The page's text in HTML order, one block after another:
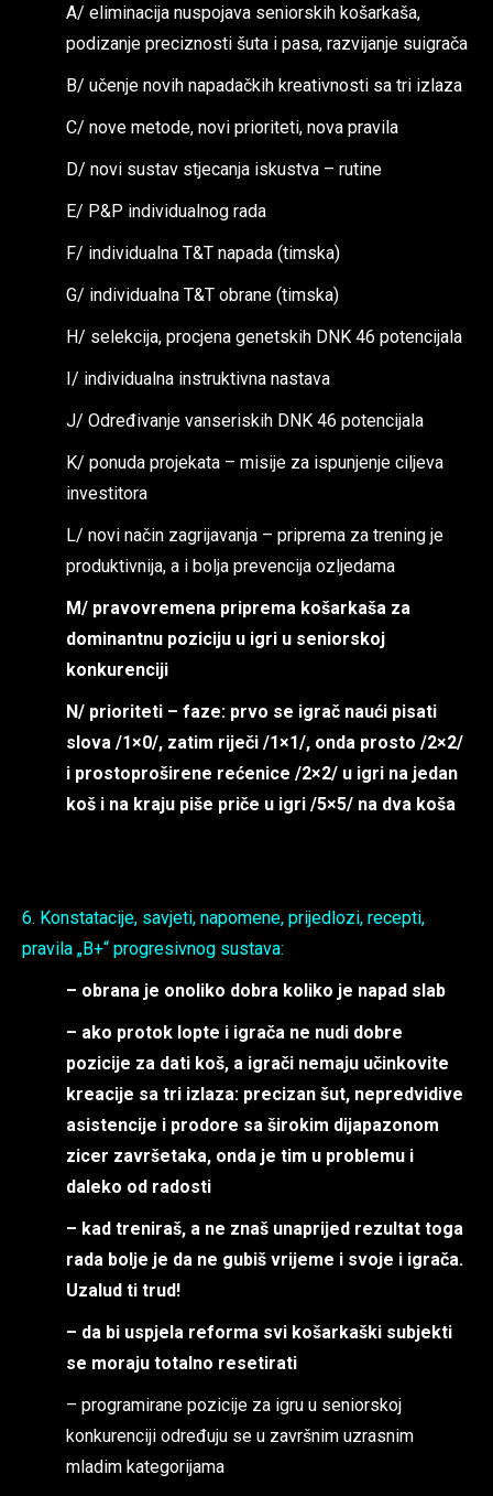
A/ eliminacija nuspojava seniorskih košarkaša,
podizanje preciznosti šuta i pasa, razvijanje suigrača
B/ učenje novih napadačkih kreativnosti sa tri izlaza
C/ nove metode, novi prioriteti, nova pravila
D/ novi sustav stjecanja iskustva – rutine
E/ P&P individualnog rada
F/ individualna T&T napada (timska)
G/ individualna T&T obrane (timska)
H/ selekcija, procjena genetskih DNK 46 potencijala
I/ individualna instruktivna nastava
J/ Određivanje vanseriskih DNK 46 potencijala
K/ ponuda projekata – misije za ispunjenje ciljeva
investitora
L/ novi način zagrijavanja – priprema za trening je
produktivnija, a i bolja prevencija ozljedama
M/ pravovremena priprema košarkaša za
dominantnu poziciju u igri u seniorskoj
konkurenciji
N/ prioriteti – faze: prvo se igrač naući pisati
slova /1×0/, zatim riječi /1×1/, onda prosto /2×2/
i prostoproširene rećenice /2×2/ u igri na jedan
koš i na kraju piše priče u igri /5×5/ na dva koša
6. Konstatacije, savjeti, napomene, prijedlozi, recepti,
pravila „B+“ progresivnog sustava:
– obrana je onoliko dobra koliko je napad slab
– ako protok lopte i igrača ne nudi dobre
pozicije za dati koš, a igrači nemaju učinkovite
kreacije sa tri izlaza: precizan šut, nepredvidive
asistencije i prodore sa širokim dijapazonom
zicer završetaka, onda je tim u problemu i
daleko od radosti
– kad treniraš, a ne znaš unaprijed rezultat toga
rada bolje je da ne gubiš vrijeme i svoje i igrača.
Uzalud ti trud!
– da bi uspjela reforma svi košarkaški subjekti
se moraju totalno resetirati
– programirane pozicije za igru u seniorskoj
konkurenciji određuju se u završnim uzrasnim
mladim kategorijama